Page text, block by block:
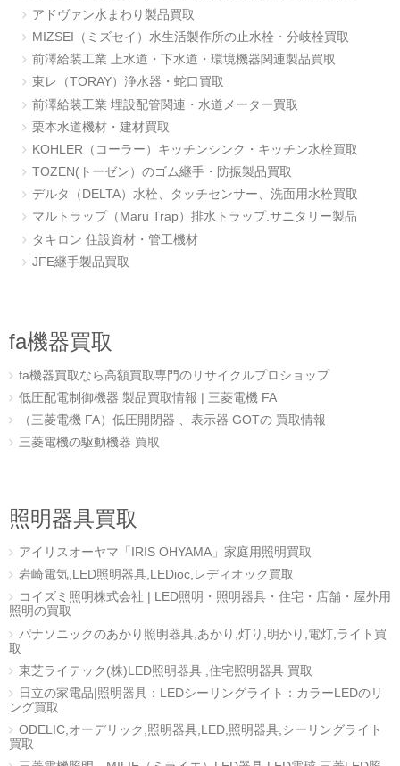
アドヴァン水まわり製品買取
MIZSEI（ミズセイ）水生活製作所の止水栓・分岐栓買取
前澤給装工業 上水道・下水道・環境機器関連製品買取
東レ（TORAY）浄水器・蛇口買取
前澤給装工業 埋設配管関連・水道メーター買取
栗本水道機材・建材買取
KOHLER（コーラー）キッチンシンク・キッチン水栓買取
TOZEN(トーゼン）のゴム継手・防振製品買取
デルタ（DELTA）水栓、タッチセンサー、洗面用水栓買取
マルトラップ（Maru Trap）排水トラップ.サニタリー製品
タキロン 住設資材・管工機材
JFE継手製品買取
fa機器買取
fa機器買取なら高額買取専門のリサイクルプロショップ
低圧配電制御機器 製品買取情報 | 三菱電機 FA
（三菱電機 FA）低圧開閉器 、表示器 GOTの 買取情報
三菱電機の駆動機器 買取
照明器具買取
アイリスオーヤマ「IRIS OHYAMA」家庭用照明買取
岩崎電気,LED照明器具,LEDioc,レディオック買取
コイズミ照明株式会社 | LED照明・照明器具・住宅・店舗・屋外用
照明の買取
パナソニックのあかり照明器具,あかり,灯り,明かり,電灯,ライト買
取
東芝ライテック(株)LED照明器具 ,住宅照明器具 買取
日立の家電品|照明器具：LEDシーリングライト：カラーLEDのリ
ング買取
ODELIC,オーデリック,照明器具,LED,照明器具,シーリングライト
買取